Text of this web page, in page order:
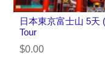
日本東京富士山 5天
Tour
$0.00